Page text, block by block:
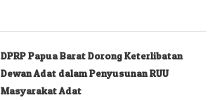
DPRP Papua Barat Dorong Keterlibatan
Dewan Adat dalam Penyusunan RUU
Masyarakat Adat